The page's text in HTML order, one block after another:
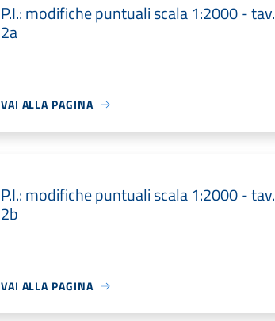
P.I.: modifiche puntuali scala 1:2000 - tav.
2a
VAI ALLA PAGINA
P.I.: modifiche puntuali scala 1:2000 - tav.
2b
VAI ALLA PAGINA